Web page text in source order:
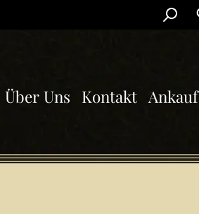
Über Uns Kontakt Ankauf